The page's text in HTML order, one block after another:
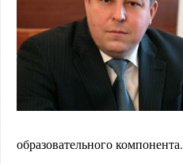
образовательного компонента.